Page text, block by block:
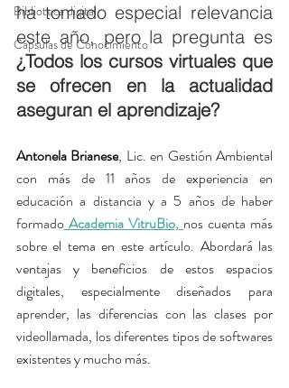
Biblioteca digital
Cápsulas de Conocimiento
ha tomado especial relevancia
¿Todos los cursos virtuales que
se ofrecen en la actualidad
aseguran el aprendizaje?
Antonela Brianese, Lic. en Gestión Ambiental
con más de 11 años de experiencia en
educación a distancia y a 5 años de haber
formado Academia VitruBio, nos cuenta más
sobre el tema en este artículo. Abordará las
ventajas y beneficios de estos espacios
digitales, especialmente diseñados para
aprender, las diferencias con las clases por
videollamada, los diferentes tipos de softwares
existentes y mucho más.